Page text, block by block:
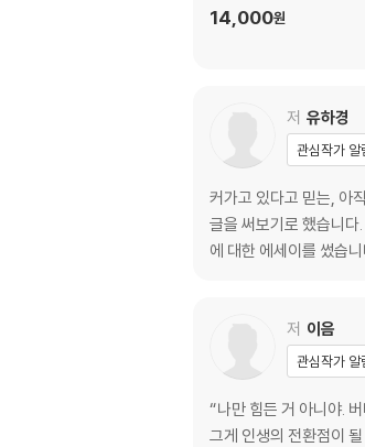
14,000원
저 유하경
관심작가 알
커가고 있다고 믿는, 아
글을 써보기로 했습니다
에 대한 에세이를 썼습
저 이음
관심작가 알
“나만 힘든 거 아니야.
그게 인생의 전환점이